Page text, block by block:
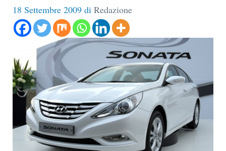
18 Settembre 2009 di Redazione